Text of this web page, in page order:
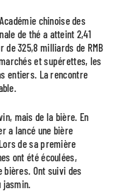
chinoise des
de thé a atteint 2,41
325,8 milliards de RMB
et supérettes, les
entiers. La rencontre
mais de la bière. En
a lancé une bière
de sa première
ont été écoulées,
Ont suivi des
jasmin.